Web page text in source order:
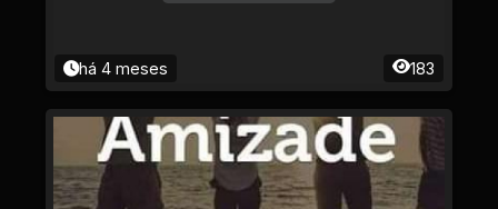
há 4 meses 183